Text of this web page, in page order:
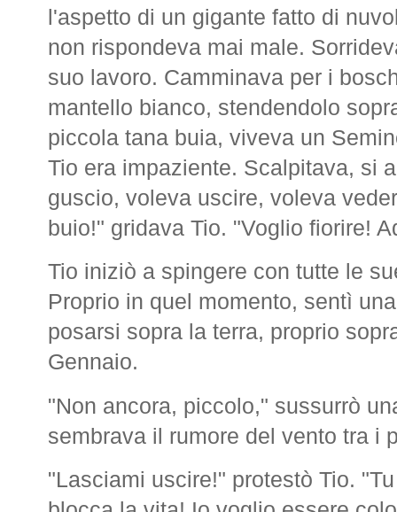
l'aspetto di un gigante fatto di
non rispondeva mai male.
suo lavoro. Camminava per i
mantello bianco, stendendolo
piccola tana buia, viveva un
Tio era impaziente. Scalpitava, si
guscio, voleva uscire, voleva
buio!" gridava Tio. "Voglio fiorire!
Tio iniziò a spingere con tutte le
Proprio in quel momento, sentì
posarsi sopra la terra, proprio
Gennaio.
"Non ancora, piccolo," sussurrò
sembrava il rumore del vento tra i
"Lasciami uscire!" protestò Tio.